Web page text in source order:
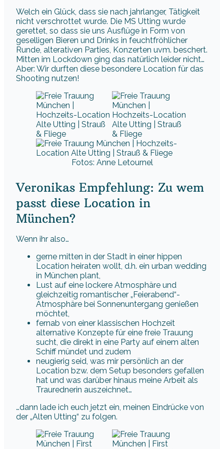
Welch ein Glück, dass sie nach jahrlanger, Tätigkeit
nicht verschrottet wurde. Die MS Utting wurde
gerettet, so dass sie uns Ausflüge in Form von
geselligen Bieren und Drinks in feuchtfröhlicher
Runde, alterativen Parties, Konzerten uvm. beschert.
Mitten im Lockdown ging das natürlich leider nicht…
Aber: Wir durften diese besondere Location für das
Shooting nutzen!
Fotos: Anne Letournel
Veronikas Empfehlung: Zu wem
passt diese Location in
München?
Wenn ihr also…
gerne mitten in der Stadt in einer hippen
Location heiraten wollt, d.h. ein urban wedding
in München plant,
Lust auf eine lockere Atmosphäre und
gleichzeitig romantischer „Feierabend“-
Atmosphäre bei Sonnenuntergang genießen
möchtet,
fernab von einer klassischen Hochzeit
alternative Konzepte für eine freie Trauung
sucht, die direkt in eine Party auf einem alten
Schiff mündet und zudem
neugierig seid, was mir persönlich an der
Location bzw. dem Setup besonders gefallen
hat und was darüber hinaus meine Arbeit als
Traurednerin auszeichnet…
…dann lade ich euch jetzt ein, meinen Eindrücke von
der „Alten Utting“ zu folgen.